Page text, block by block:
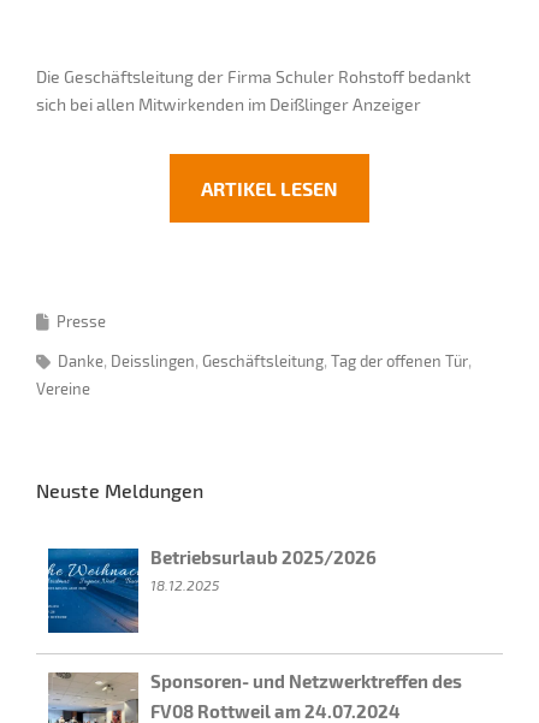
Die Geschäftsleitung der Firma Schuler Rohstoff bedankt
sich bei allen Mitwirkenden im Deißlinger Anzeiger
ARTIKEL LESEN
Presse
Danke Deisslingen Geschäftsleitung Tag der offenen Tür
Vereine
Neuste Meldungen
Betriebsurlaub 2025/2026
18.12.2025
Sponsoren- und Netzwerktreffen des
FV08 Rottweil am 24.07.2024